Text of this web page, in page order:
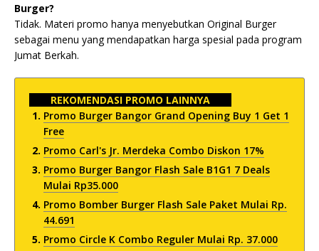
Burger?
Tidak. Materi promo hanya menyebutkan Original Burger
sebagai menu yang mendapatkan harga spesial pada program
Jumat Berkah.
REKOMENDASI PROMO LAINNYA
Promo Burger Bangor Grand Opening Buy 1 Get 1
Free
Promo Carl's Jr. Merdeka Combo Diskon 17%
Promo Burger Bangor Flash Sale B1G1 7 Deals
Mulai Rp35.000
Promo Bomber Burger Flash Sale Paket Mulai Rp.
44.691
Promo Circle K Combo Reguler Mulai Rp. 37.000